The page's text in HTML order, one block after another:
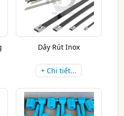
Dây Rút Inox
+ Chi tiết...